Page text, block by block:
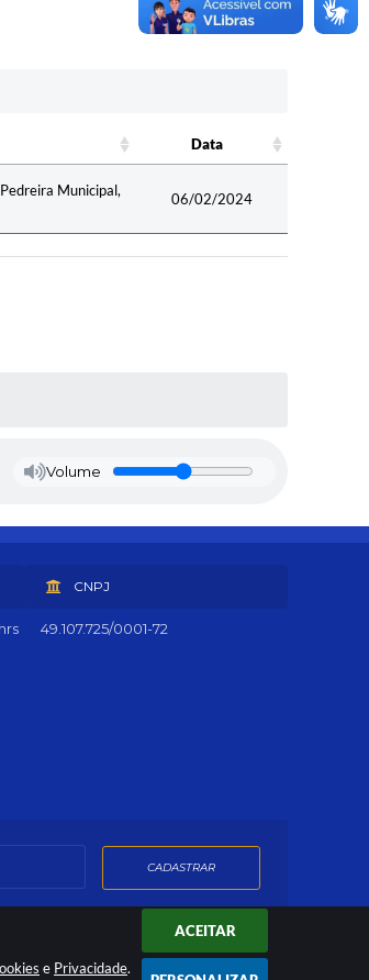
e Privacidade.
ACEITAR
Data
Municipal,
06/02/2024
Volume
CNPJ
49.107.725/0001-72
CADASTRAR